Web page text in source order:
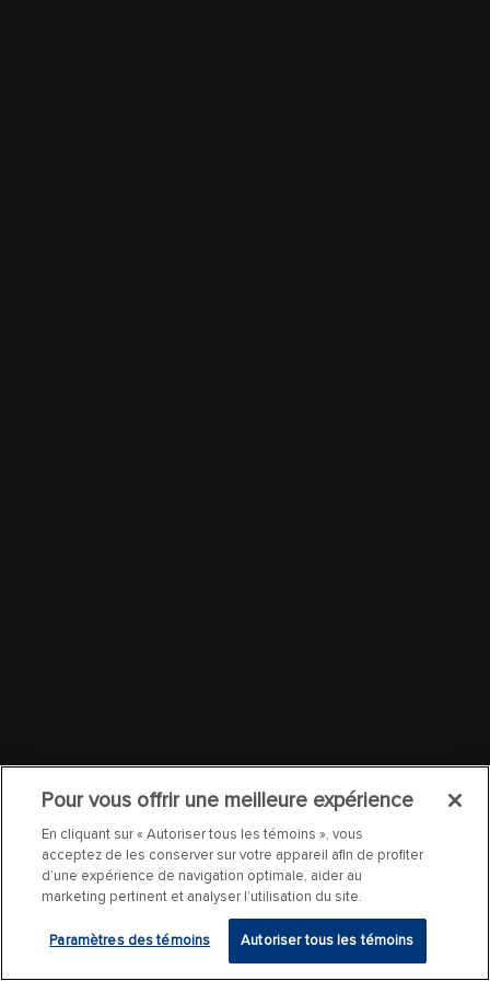
Pour vous offrir une meilleure expérience
En cliquant sur « Autoriser tous les témoins », vous
acceptez de les conserver sur votre appareil afin de profiter
d’une expérience de navigation optimale, aider au
marketing pertinent et analyser l’utilisation du site.
Paramètres des témoins Autoriser tous les témoins